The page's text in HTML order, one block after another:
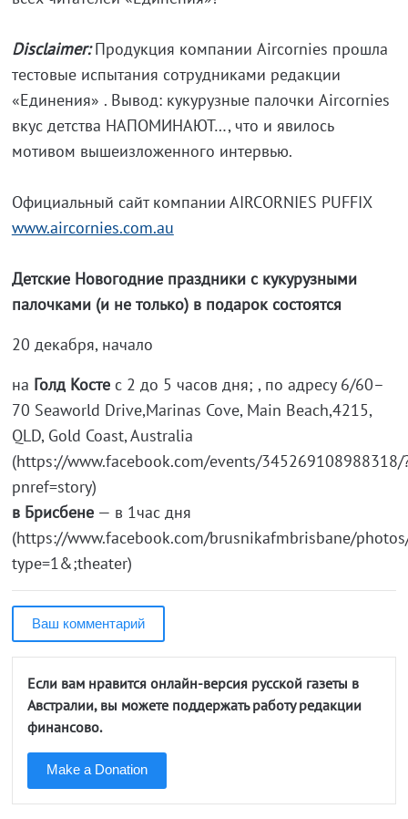
Disclaimer:Продукция компании Aircornies прошла
тестовые испытания сотрудниками редакции
«Единения» . Вывод: кукурузные палочки Aircornies
вкус детства НАПОМИНАЮТ…, что и явилось
мотивом вышеизложенного интервью.
Официальный сайт компании АIRCORNIES PUFFIX
www.aircornies.com.au
Детские Новогодние праздники с кукурузными
палочками (и не только) в подарок состоятся
20 декабря, начало
на Голд Костес 2 до 5 часов дня; , по адресу 6/60–
70 Seaworld Drive,Marinas Cove, Main Beach,4215,
QLD, Gold Coast, Australia
(https://www.facebook.com/events/345269108988318/
pnref=story)
в Брисбене— в 1час дня
(https://www.facebook.com/brusnikafmbrisbane/
type=1&;theater)
Ваш комментарий
Если вам нравится онлайн-версия русской газеты в
Австралии, вы можете поддержать работу редакции
финансово.
Make a Donation